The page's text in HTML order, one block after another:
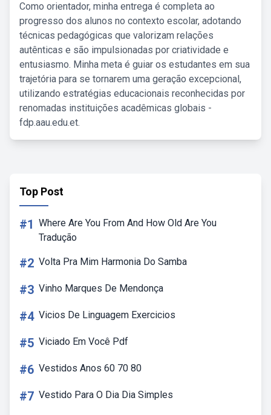
Como orientador, minha entrega é completa ao
progresso dos alunos no contexto escolar, adotando
técnicas pedagógicas que valorizam relações
autênticas e são impulsionadas por criatividade e
entusiasmo. Minha meta é guiar os estudantes em sua
trajetória para se tornarem uma geração excepcional,
utilizando estratégias educacionais reconhecidas por
renomadas instituições acadêmicas globais -
fdp.aau.edu.et.
Top Post
#1 Where Are You From And How Old Are You
Tradução
#2 Volta Pra Mim Harmonia Do Samba
#3 Vinho Marques De Mendonça
#4 Vicios De Linguagem Exercicios
#5 Viciado Em Você Pdf
#6 Vestidos Anos 60 70 80
#7 Vestido Para O Dia Dia Simples